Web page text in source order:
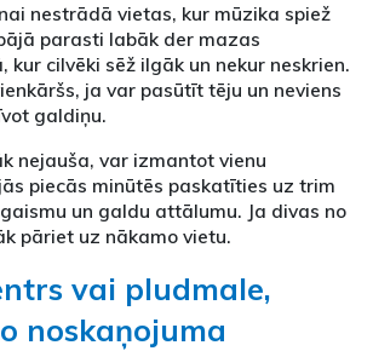
nestrādā vietas, kur mūzika spiež
parasti labāk der mazas
kur cilvēki sēž ilgāk un nekur neskrien.
ja var pasūtīt tēju un neviens
galdiņu.
nejauša, var izmantot vienu
piecās minūtēs paskatīties uz trim
un galdu attālumu. Ja divas no
pāriet uz nākamo vietu.
vai pludmale,
noskaņojuma